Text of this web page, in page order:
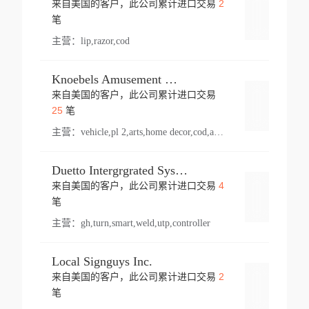
来自美国的客户，此公司累计进口交易 2
笔
主营： lip,razor,cod
Knoebels Amusement Resort
来自美国的客户，此公司累计进口交易
25笔
主营： vehicle,pl 2,arts,home decor,cod,amusement ride,sea
Duetto Intergrgrated Systems Inc.
来自美国的客户，此公司累计进口交易 4
笔
主营： gh,turn,smart,weld,utp,controller
Local Signguys Inc.
来自美国的客户，此公司累计进口交易 2
笔